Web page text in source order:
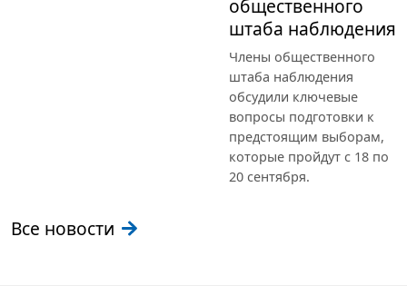
общественного
штаба наблюдения
Члены общественного
штаба наблюдения
обсудили ключевые
вопросы подготовки к
предстоящим выборам,
которые пройдут с 18 по
20 сентября.
Все новости